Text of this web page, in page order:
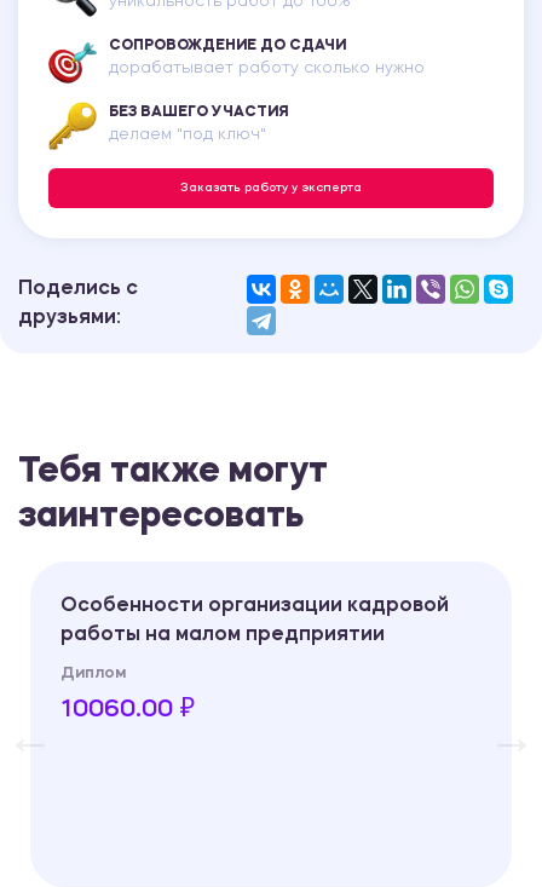
СОПРОВОЖДЕНИЕ ДО СДАЧИ
дорабатывает работу сколько нужно
БЕЗ ВАШЕГО УЧАСТИЯ
делаем "под ключ"
Заказать работу у эксперта
Поделись с
друзьями:
Тебя также могут
заинтересовать
Особенности организации кадровой
работы на малом предприятии
Диплом
10060.00 ₽